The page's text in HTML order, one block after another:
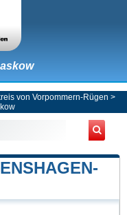
von Vorpommern-Rügen >